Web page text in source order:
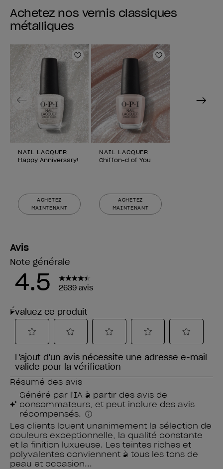
Achetez nos vernis classiques
métalliques
Ajouter aux favoris
NAIL LACQUER
Happy Anniversary!
ACHETEZ
MAINTENANT
Ajouter aux
NAIL LACQUER
Chiffon-d of You
ACHETEZ
MAINTENANT
Previous Next